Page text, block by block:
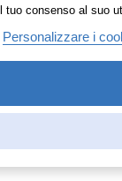
tuo consenso al suo
Personalizzare i